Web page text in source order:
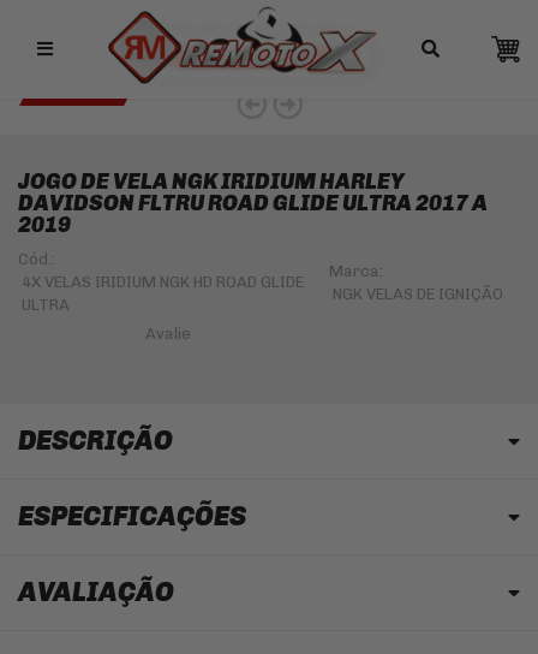
Remotox
10% OFF NO PIX
JOGO DE VELA NGK IRIDIUM HARLEY
DAVIDSON FLTRU ROAD GLIDE ULTRA 2017 A
2019
Cód.:
4X VELAS IRIDIUM NGK HD ROAD GLIDE
ULTRA
Marca:
NGK VELAS DE IGNIÇÃO
DESCRIÇÃO
ESPECIFICAÇÕES
AVALIAÇÃO